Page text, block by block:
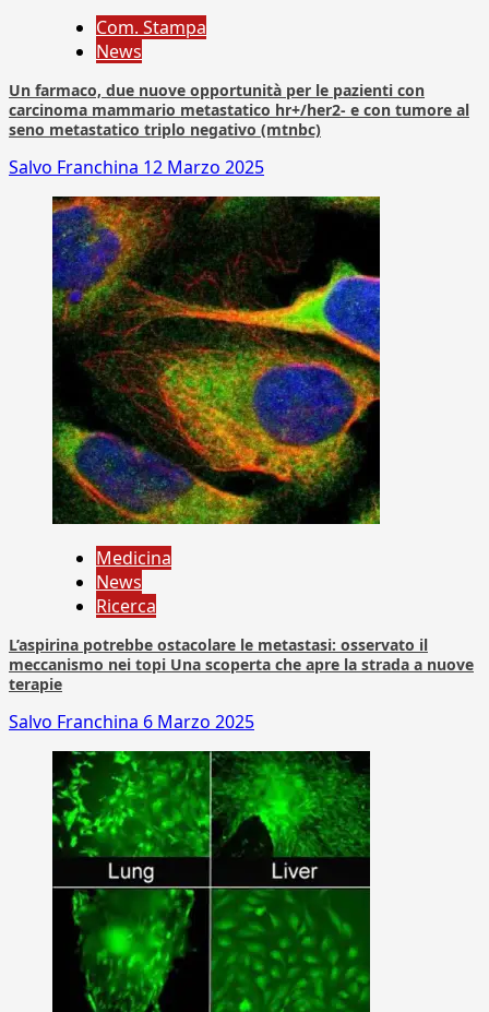
Com. Stampa
News
Un farmaco, due nuove opportunità per le pazienti con
carcinoma mammario metastatico hr+/her2- e con tumore al
seno metastatico triplo negativo (mtnbc)
Salvo Franchina 12 Marzo 2025
Medicina
News
Ricerca
L’aspirina potrebbe ostacolare le metastasi: osservato il
meccanismo nei topi Una scoperta che apre la strada a nuove
terapie
Salvo Franchina 6 Marzo 2025